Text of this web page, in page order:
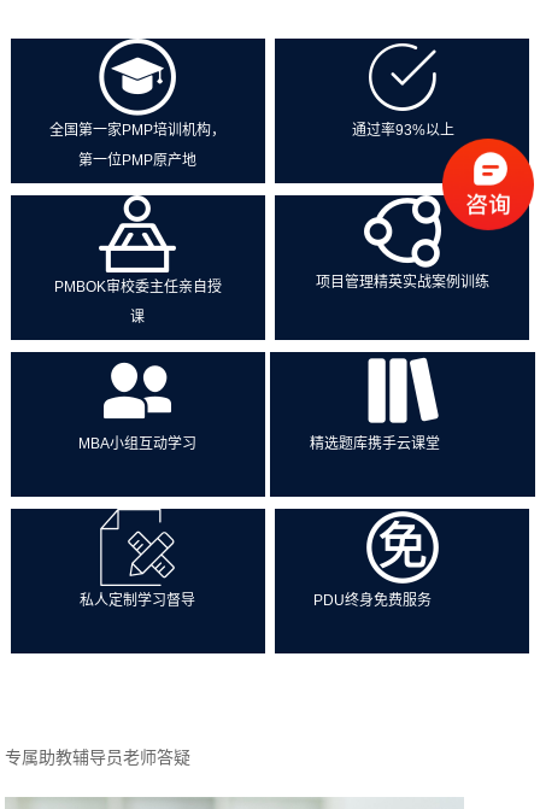
全国第一家PMP培训机构，
第一位PMP原产地
通过率93%以上
PMBOK审校委主任亲自授
课
项目管理精英实战案例训练
MBA小组互动学习 精选题库携手云课堂
私人定制学习督导 PDU终身免费服务
专属助教辅导员老师答疑